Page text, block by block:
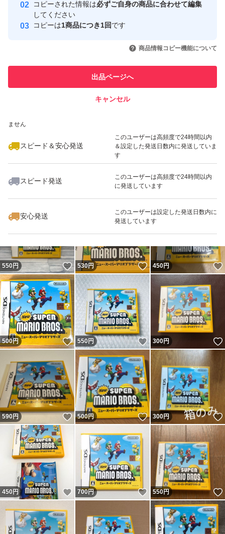
取引実績
引を完了させた実績があります
での取引実績があります
ません
スピード＆安心発送
このユーザーは高頻度で24時間以内
＆設定した発送日数内に発送していま
す
スピード発送
このユーザーは高頻度で24時間以内
に発送しています
安心発送
このユーザーは設定した発送日数内に
発送しています
コピーされた情報は必ずご自身の商品に合わせて編集
してください
コピーは1商品につき1回です
商品情報コピー機能について
出品ページへ
キャンセル
いいね！
600
550 円 いいね！
530円 いいね！
450円
500円 いいね！
550円 いいね！
300円
590円 いいね！
500円 いいね！
300円
450円 いいね！
700円 いいね！
550円